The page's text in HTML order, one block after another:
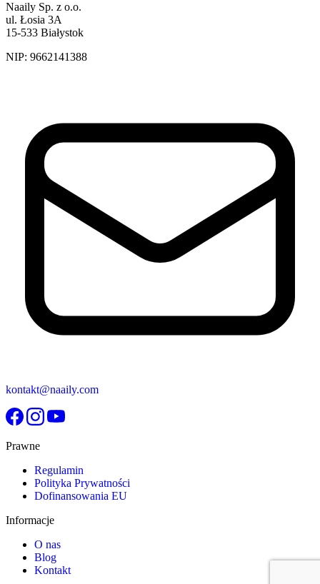
Naaily Sp. z o.o.
ul. Łosia 3A
15-533 Białystok
NIP: 9662141388
kontakt@naaily.com
Prawne
Regulamin
Polityka Prywatności
Dofinansowania EU
Informacje
O nas
Blog
Kontakt